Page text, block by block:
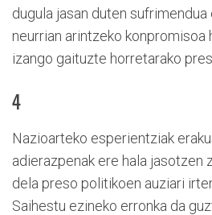
dugula jasan duten sufrimendua
neurrian arintzeko konpromisoa
izango gaituzte horretarako
4
Nazioarteko esperientziak
adierazpenak ere hala jasotzen
dela preso politikoen auziari
Saihestu ezineko erronka da